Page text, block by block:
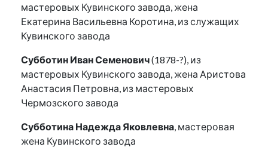
мастеровых Кувинского завода, жена
Екатерина Васильевна Коротина, из служащих
Кувинского завода
Субботин Иван Семенович(1878-?), из
мастеровых Кувинского завода, жена Аристова
Анастасия Петровна, из мастеровых
Чермозского завода
Субботина Надежда Яковлевна, мастеровая
жена Кувинского завода